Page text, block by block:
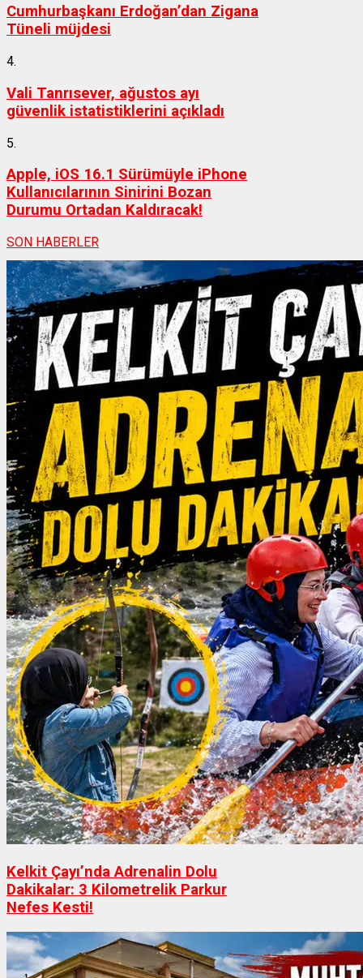
Cumhurbaşkanı Erdoğan’dan Zigana
Tüneli müjdesi
4.
Vali Tanrısever, ağustos ayı
güvenlik istatistiklerini açıkladı
5.
Apple, iOS 16.1 Sürümüyle iPhone
Kullanıcılarının Sinirini Bozan
Durumu Ortadan Kaldıracak!
SON HABERLER
Kelkit Çayı’nda Adrenalin Dolu
Dakikalar: 3 Kilometrelik Parkur
Nefes Kesti!